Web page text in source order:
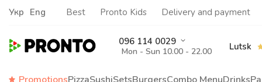
Укр Eng Best Pronto Kids Delivery and payment
096 114 0029
Mon - Sun 10.00 - 22.00 Lutsk